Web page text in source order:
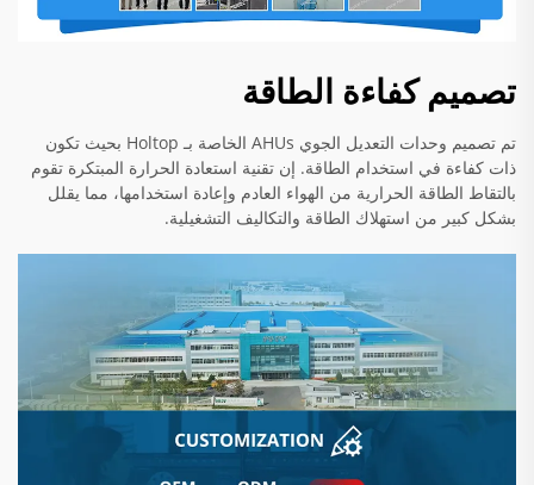
تصميم كفاءة الطاقة
تم تصميم وحدات التعديل الجوي AHUs الخاصة بـ Holtop بحيث تكون
ذات كفاءة في استخدام الطاقة. إن تقنية استعادة الحرارة المبتكرة تقوم
بالتقاط الطاقة الحرارية من الهواء العادم وإعادة استخدامها، مما يقلل
بشكل كبير من استهلاك الطاقة والتكاليف التشغيلية.